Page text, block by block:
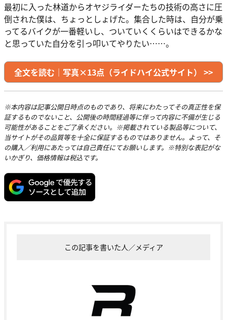
最初に入った林道からオヤジライダーたちの技術の高さに圧
倒された僕は、ちょっとしょげた。集合した時は、自分が乗
ってるバイクが一番軽いし、ついていくくらいはできるかな
と思っていた自分を引っ叩いてやりたい……。
全文を読む｜写真×13点（ライドハイ公式サイト） >>
※本内容は記事公開日時点のものであり、将来にわたってその真正性を保
証するものでないこと、公開後の時間経過等に伴って内容に不備が生じる
可能性があることをご了承ください。※掲載されている製品等について、
当サイトがその品質等を十全に保証するものではありません。よって、そ
の購入／利用にあたっては自己責任にてお願いします。※特別な表記がな
いかぎり、価格情報は税込です。
この記事を書いた人／メディア